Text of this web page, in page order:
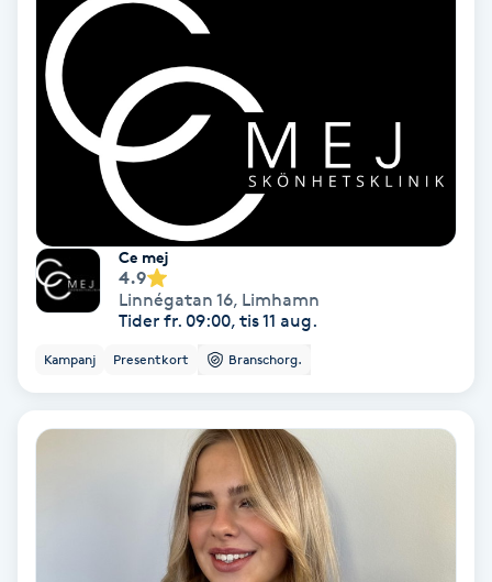
Brynfärgning
Brynplockning
Bröllopsuppsättning
Celluliter
Coachning
Color correction
Ce mej
4.9
Linnégatan 16, Limhamn
Tider fr. 09:00, tis 11 aug.
Kampanj Presentkort Branschorg.